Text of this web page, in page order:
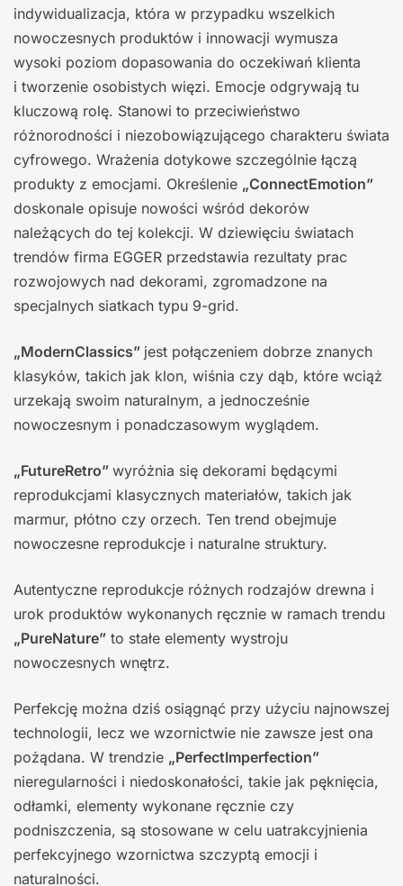
indywidualizacja, która w przypadku wszelkich
nowoczesnych produktów i innowacji wymusza
wysoki poziom dopasowania do oczekiwań klienta
i tworzenie osobistych więzi. Emocje odgrywają tu
kluczową rolę. Stanowi to przeciwieństwo
różnorodności i niezobowiązującego charakteru świata
cyfrowego. Wrażenia dotykowe szczególnie łączą
produkty z emocjami. Określenie „ConnectEmotion”
doskonale opisuje nowości wśród dekorów
należących do tej kolekcji. W dziewięciu światach
trendów firma EGGER przedstawia rezultaty prac
rozwojowych nad dekorami, zgromadzone na
specjalnych siatkach typu 9-grid.
„ModernClassics” jest połączeniem dobrze znanych
klasyków, takich jak klon, wiśnia czy dąb, które wciąż
urzekają swoim naturalnym, a jednocześnie
nowoczesnym i ponadczasowym wyglądem.
„FutureRetro” wyróżnia się dekorami będącymi
reprodukcjami klasycznych materiałów, takich jak
marmur, płótno czy orzech. Ten trend obejmuje
nowoczesne reprodukcje i naturalne struktury.
Autentyczne reprodukcje różnych rodzajów drewna i
urok produktów wykonanych ręcznie w ramach trendu
„PureNature” to stałe elementy wystroju
nowoczesnych wnętrz.
Perfekcję można dziś osiągnąć przy użyciu najnowszej
technologii, lecz we wzornictwie nie zawsze jest ona
pożądana. W trendzie „PerfectImperfection”
nieregularności i niedoskonałości, takie jak pęknięcia,
odłamki, elementy wykonane ręcznie czy
podniszczenia, są stosowane w celu uatrakcyjnienia
perfekcyjnego wzornictwa szczyptą emocji i
naturalności.